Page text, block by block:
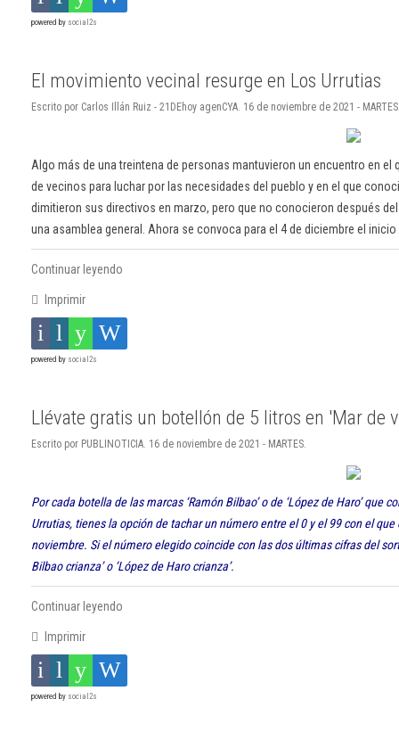
powered by social2s
El movimiento vecinal resurge en Los Urrutias
Escrito por Carlos Illán Ruiz - 21DEhoy agenCYA. 16 de noviembre de 2021 -
Algo más de una treintena de personas mantuvieron un encuentro en
de vecinos para luchar por las necesidades del pueblo y en el que
dimitieron sus directivos en marzo, pero que no conocieron después
una asamblea general. Ahora se convoca para el 4 de diciembre el
Continuar leyendo
Imprimir
powered by social2s
Llévate gratis un botellón de 5 litros en 'Mar de
Escrito por PUBLINOTICIA. 16 de noviembre de 2021 - MARTES.
Por cada botella de las marcas ‘Ramón Bilbao’ o de ‘López de Haro’ que
Urrutias, tienes la opción de tachar un número entre el 0 y el 99 con el
noviembre. Si el número elegido coincide con las dos últimas cifras del
Bilbao crianza’ o ‘López de Haro crianza’.
Continuar leyendo
Imprimir
powered by social2s